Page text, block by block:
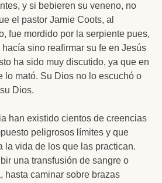
y si bebieren su veneno, no
el pastor Jamie Coots, al
fue mordido por la serpiente pues,
sino reafirmar su fe en Jesús
ha sido muy discutido, ya que en
lo mató. Su Dios no lo escuchó o
Dios.
han existido cientos de creencias
peligrosos límites y que
la vida de los que las practican.
una transfusión de sangre o
hasta caminar sobre brazas